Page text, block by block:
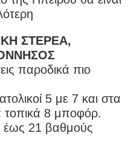
ΣΤΕΡΕΑ,
παροδικά πιο
5 με 7 και στα
τοπικά 8 μποφόρ.
έως 21 βαθμούς